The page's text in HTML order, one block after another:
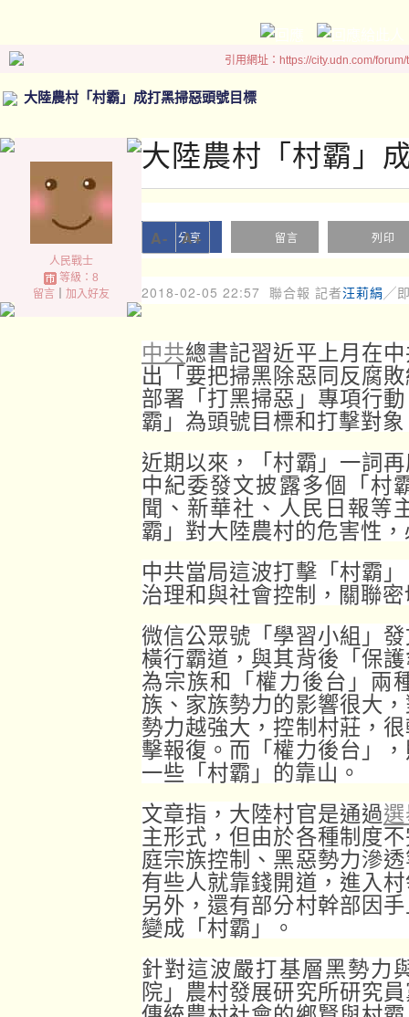
引用網址：https://city.udn.com/
大陸農村「村霸」成打黑掃惡頭號目標
人民戰士
等級：8
留言｜ 加入好友
大陸農村「村霸」
分享 留言 列印
A- A+
2018-02-05 22:57 聯合報 記者汪莉絹 ╱
中共總書記習近平上月在
出「要把掃黑除惡同反腐
部署「打黑掃惡」專項行
霸」為頭號目標和打擊對
近期以來，「村霸」一詞
中紀委發文披露多個「村
聞、新華社、人民日報等
霸」對大陸農村的危害性
中共當局這波打擊「村霸
治理和與社會控制，關聯
微信公眾號「學習小組」
橫行霸道，與其背後「保
為宗族和「權力後台」兩
族、家族勢力的影響很大
勢力越強大，控制村莊，
擊報復。而「權力後台」
一些「村霸」的靠山。
文章指，大陸村官是通過
主形式，但由於各種制度
庭宗族控制、黑惡勢力滲
有些人就靠錢開道，進入
另外，還有部分村幹部因
變成「村霸」。
針對這波嚴打基層黑勢力
院」農村發展研究所研究